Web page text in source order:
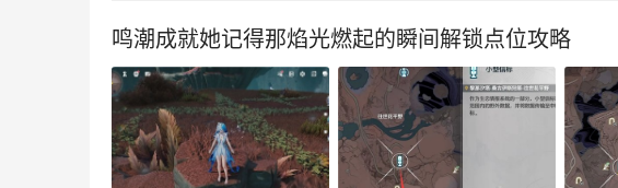
鸣潮成就她记得那焰光燃起的瞬间解锁点位攻略